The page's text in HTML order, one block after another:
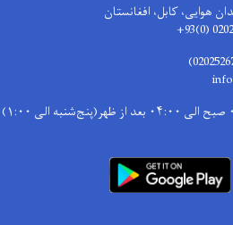
هوایی، کابل، افغانستان